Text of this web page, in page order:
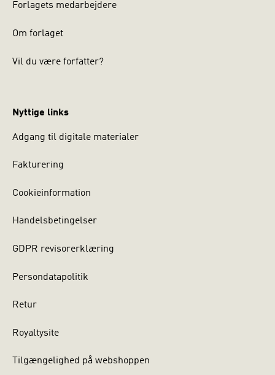
Forlagets medarbejdere
Om forlaget
Vil du være forfatter?
Nyttige links
Adgang til digitale materialer
Fakturering
Cookieinformation
Handelsbetingelser
GDPR revisorerklæring
Persondatapolitik
Retur
Royaltysite
Tilgængelighed på webshoppen